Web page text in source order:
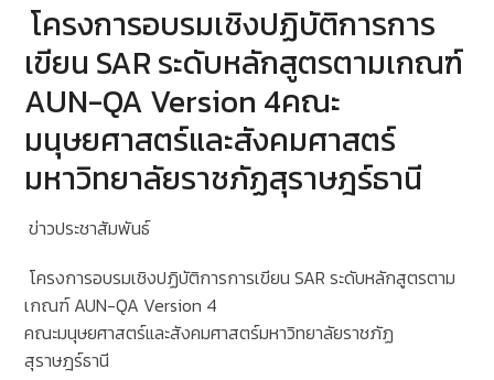
โครงการอบรมเชิงปฏิบัติการการ
เขียน SAR ระดับหลักสูตรตามเกณฑ์
AUN-QA Version 4คณะ
มนุษยศาสตร์และสังคมศาสตร์
มหาวิทยาลัยราชภัฏสุราษฎร์ธานี
ข่าวประชาสัมพันธ์
โครงการอบรมเชิงปฏิบัติการการเขียน SAR ระดับหลักสูตรตาม
เกณฑ์ AUN-QA Version 4
คณะมนุษยศาสตร์และสังคมศาสตร์มหาวิทยาลัยราชภัฏ
สุราษฎร์ธานี